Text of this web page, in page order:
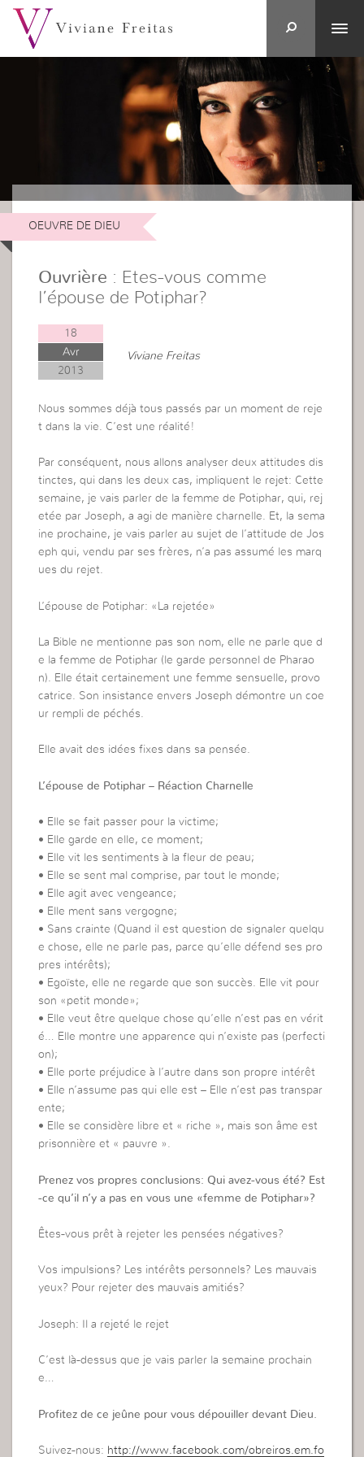
OEUVRE DE DIEU
Ouvrière : Etes-vous comme
l’épouse de Potiphar?
18
Avr
2013
Viviane Freitas
Nous sommes déjà tous passés par un moment de reje
t dans la vie. C’est une réalité!
Par conséquent, nous allons analyser deux attitudes dis
tinctes, qui dans les deux cas, impliquent le rejet: Cette
semaine, je vais parler de la femme de Potiphar, qui, rej
etée par Joseph, a agi de manière charnelle. Et, la sema
ine prochaine, je vais parler au sujet de l’attitude de Jos
eph qui, vendu par ses frères, n’a pas assumé les marq
ues du rejet.
L’épouse de Potiphar: «La rejetée»
La Bible ne mentionne pas son nom, elle ne parle que d
e la femme de Potiphar (le garde personnel de Pharao
n). Elle était certainement une femme sensuelle, provo
catrice. Son insistance envers Joseph démontre un coe
ur rempli de péchés.
Elle avait des idées fixes dans sa pensée.
L’épouse de Potiphar – Réaction Charnelle
• Elle se fait passer pour la victime;
• Elle garde en elle, ce moment;
• Elle vit les sentiments à la fleur de peau;
• Elle se sent mal comprise, par tout le monde;
• Elle agit avec vengeance;
• Elle ment sans vergogne;
• Sans crainte (Quand il est question de signaler quelqu
e chose, elle ne parle pas, parce qu’elle défend ses pro
pres intérêts);
• Egoïste, elle ne regarde que son succès. Elle vit pour
son «petit monde»;
• Elle veut être quelque chose qu’elle n’est pas en vérit
é… Elle montre une apparence qui n’existe pas (perfecti
on);
• Elle porte préjudice à l’autre dans son propre intérêt
• Elle n’assume pas qui elle est – Elle n’est pas transpar
ente;
• Elle se considère libre et « riche », mais son âme est
prisonnière et « pauvre ».
Prenez vos propres conclusions: Qui avez-vous été? Est
-ce qu’il n’y a pas en vous une «femme de Potiphar»?
Êtes-vous prêt à rejeter les pensées négatives?
Vos impulsions? Les intérêts personnels? Les mauvais
yeux? Pour rejeter des mauvais amitiés?
Joseph: Il a rejeté le rejet
C’est là-dessus que je vais parler la semaine prochain
e…
Profitez de ce jeûne pour vous dépouiller devant Dieu.
Suivez-nous: http://www.facebook.com/obreiros.em.fo